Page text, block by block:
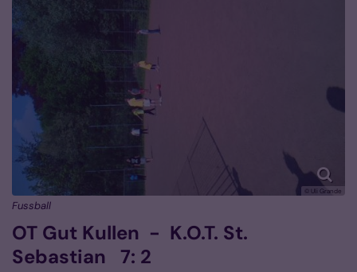
© Uli Grande
Fussball
OT Gut Kullen - K.O.T. St.
Sebastian 7: 2